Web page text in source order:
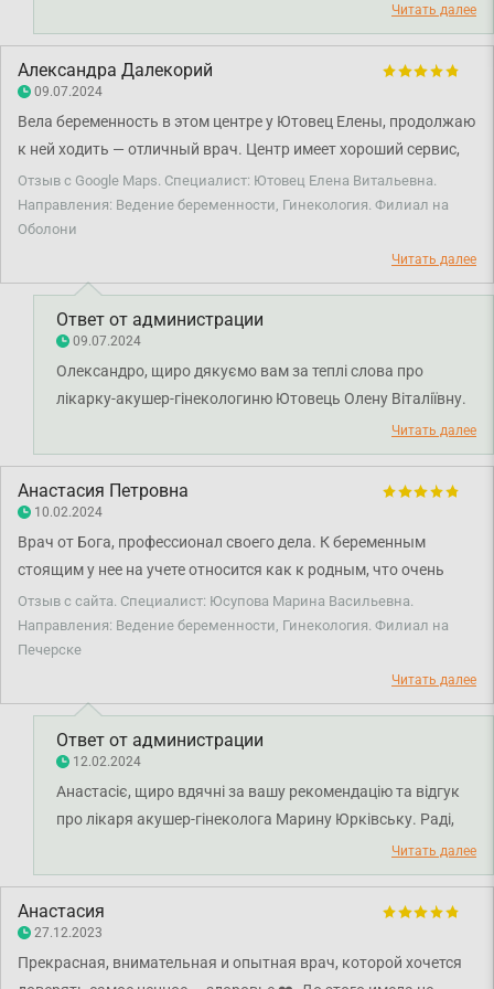
Читать далее
Александра Далекорий
09.07.2024
Вела беременность в этом центре у Ютовец Елены, продолжаю
к ней ходить — отличный врач. Центр имеет хороший сервис,
поскольку сдавала у них все анализы, а также проходила
разных специалистов. Ни разу не было никаких проблем. Всё
качественно и быстро.
Отзыв с Google Maps. Специалист: Ютовец Елена Витальевна.
Направления: Ведение беременности, Гинекология. Филиал на
Оболони
Читать далее
Ответ от администрации
09.07.2024
Олександро, щиро дякуємо вам за теплі слова про
лікарку-акушер-гінекологиню Ютовець Олену Віталіївну.
Окрема вдячність за високу оцінку роботи персоналу та
сервісу лікарні. Адже ми дійсно стараємось
вдосконалювати сервіс надання послуг для наших
пацієнтів. Бажаємо здоров'я.
Читать далее
Анастасия Петровна
10.02.2024
Врач от Бога, профессионал своего дела. К беременным
стоящим у нее на учете относится как к родным, что очень
важно для будущих мамочек. Очень добрая, отзывчивая, с
позитивом, всегда встречает с улыбкой 🤗. Прекрасный врач,
которого я рекомендую.
Отзыв с сайта. Специалист: Юсупова Марина Васильевна.
Направления: Ведение беременности, Гинекология. Филиал на
Печерске
Читать далее
Ответ от администрации
12.02.2024
Анастасіє, щиро вдячні за вашу рекомендацію та відгук
про лікаря акушер-гінеколога Марину Юрківську. Раді,
що ви задоволені візитом. Бажаємо міцного здоров'я!
Читать далее
Анастасия
27.12.2023
Прекрасная, внимательная и опытная врач, которой хочется